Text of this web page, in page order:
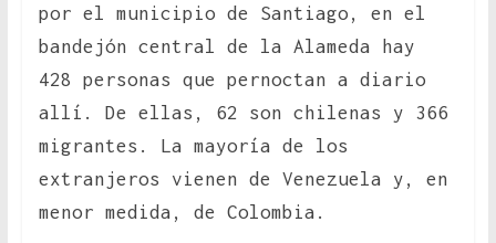
por el municipio de Santiago, en el
bandejón central de la Alameda hay
428 personas que pernoctan a diario
allí. De ellas, 62 son chilenas y 366
migrantes. La mayoría de los
extranjeros vienen de Venezuela y, en
menor medida, de Colombia.